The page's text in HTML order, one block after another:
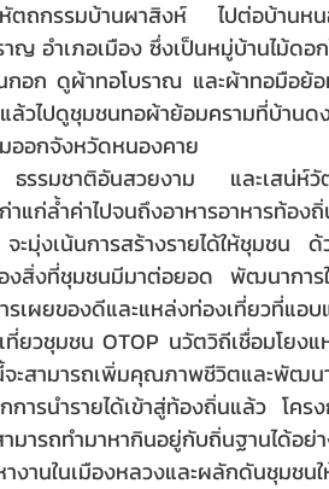
หัตถกรรมบ้านผาสิงห์ ไปต่อบ้านห
ญ อำเภอเมือง ซึ่งเป็นหมู่บ้านไม้ดอ
กอก ดูผ้าทอโบราณ และผ้าทอมือย้
ไปดูชุมชนทอผ้าย้อมครามที่บ้านด
ออกจังหวัดหนองคาย
รมชาติอันสวยงาม และเสน่ห์วั
ก่ล้ำค่าไปจนถึงอาหารอาหารท้อง
มุ่งเน้นการสร้างรายได้ให้ชุมชน
สิ่งที่ชุมชนมีมาต่อยอด พัฒนาการ
ผยของดีและแหล่งท่องเที่ยวที่แอ
ยวชุมชน OTOP นวัตวิถีเชื่อมโยงแ
ะสามารถเพิ่มคุณภาพชีวิตและพัฒน
ารนำรายได้เข้าสู่ท้องถิ่นแล้ว โคร
ารถทำมาหากินอยู่กับถิ่นฐานได้อย่
นในเมืองหลวงและผลักดันชุมชนใ